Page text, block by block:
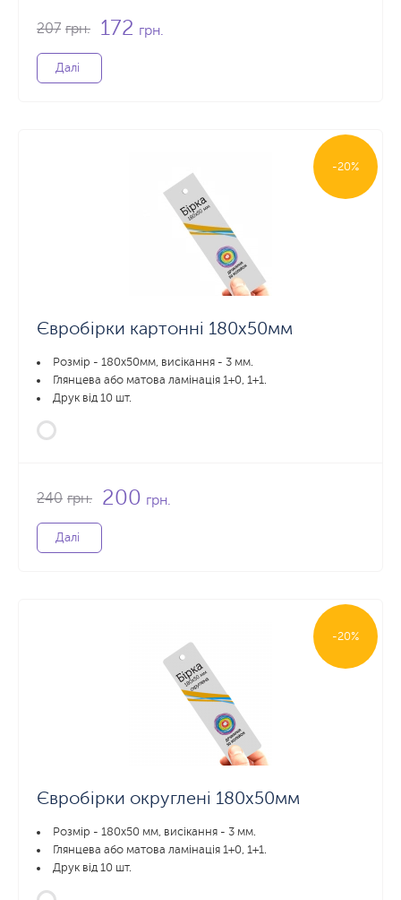
207 грн. 172 грн.
Далі
-20%
Євробірки картонні 180х50мм
Розмір - 180х50мм, висікання - 3 мм.
Глянцева або матова ламінація 1+0, 1+1.
Друк від 10 шт.
240 грн. 200 грн.
Далі
-20%
Євробірки округлені 180х50мм
Розмір - 180х50 мм, висікання - 3 мм.
Глянцева або матова ламінація 1+0, 1+1.
Друк від 10 шт.